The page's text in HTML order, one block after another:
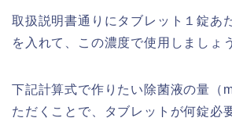
取扱説明書通りにタブレット１錠あ
を入れて、この濃度で使用しましょ
下記計算式で作りたい除菌液の量（
ただくことで、タブレットが何錠必